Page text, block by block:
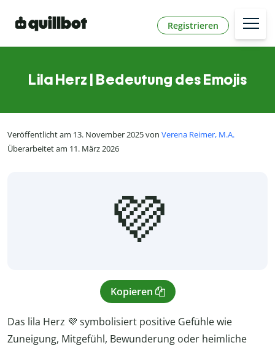
Registrieren
Lila Herz | Bedeutung des Emojis
Veröffentlicht am 13. November 2025 von Verena Reimer, M.A.
Überarbeitet am 11. März 2026
💜
Kopieren
Das lila Herz 💜 symbolisiert positive Gefühle wie
Zuneigung, Mitgefühl, Bewunderung oder heimliche